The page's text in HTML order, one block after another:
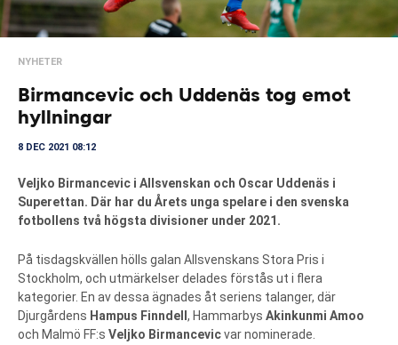
NYHETER
Birmancevic och Uddenäs tog emot
hyllningar
8 DEC 2021 08:12
Veljko Birmancevic i Allsvenskan och Oscar Uddenäs i
Superettan. Där har du Årets unga spelare i den svenska
fotbollens två högsta divisioner under 2021.
På tisdagskvällen hölls galan Allsvenskans Stora Pris i
Stockholm, och utmärkelser delades förstås ut i flera
kategorier. En av dessa ägnades åt seriens talanger, där
Djurgårdens Hampus Finndell , Hammarbys Akinkunmi Amoo
och Malmö FF:s Veljko Birmancevicvar nominerade.